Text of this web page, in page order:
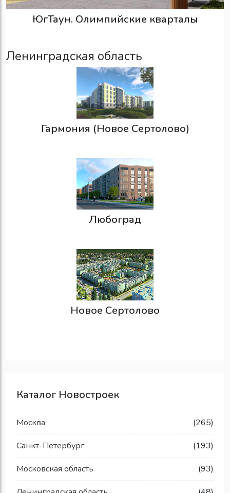
ЮгТаун. Олимпийские кварталы
Ленинградская область
Гармония (Новое Сертолово)
Любоград
Новое Сертолово
Каталог Новостроек
Москва (265)
Санкт-Петербург (193)
Московская область (93)